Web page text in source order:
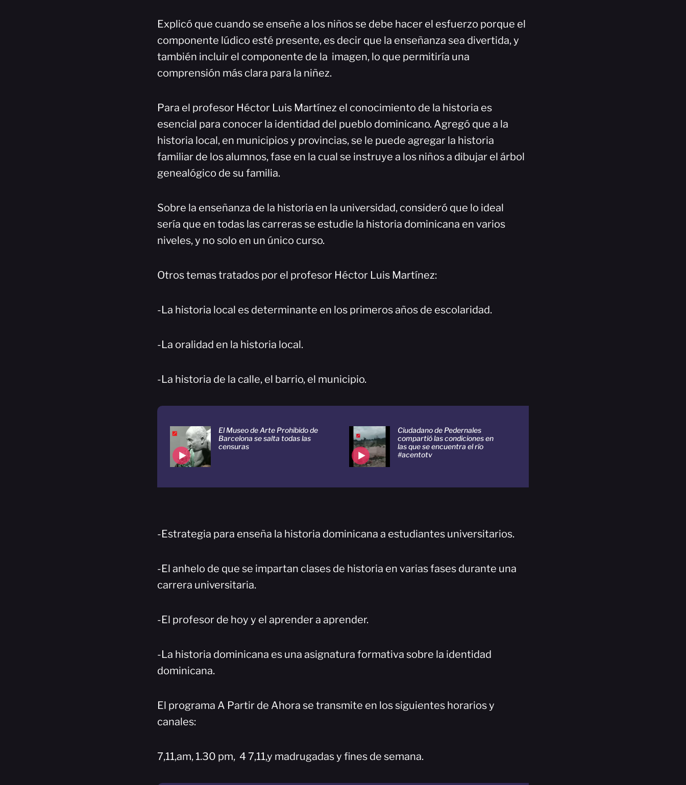
Explicó que cuando se enseñe a los niños se debe hacer el esfuerzo porque el
componente lúdico esté presente, es decir que la enseñanza sea divertida, y
también incluir el componente de la imagen, lo que permitiría una
comprensión más clara para la niñez.
Para el profesor Héctor Luis Martínez el conocimiento de la historia es
esencial para conocer la identidad del pueblo dominicano. Agregó que a la
historia local, en municipios y provincias, se le puede agregar la historia
familiar de los alumnos, fase en la cual se instruye a los niños a dibujar el árbol
genealógico de su familia.
Sobre la enseñanza de la historia en la universidad, consideró que lo ideal
sería que en todas las carreras se estudie la historia dominicana en varios
niveles, y no solo en un único curso.
Otros temas tratados por el profesor Héctor Luis Martínez:
-La historia local es determinante en los primeros años de escolaridad.
-La oralidad en la historia local.
-La historia de la calle, el barrio, el municipio.
El Museo de Arte Prohibido de
Barcelona se salta todas las
censuras
Ciudadano de Pedernales
compartió las condiciones en
las que se encuentra el río
#acentotv
-Estrategia para enseña la historia dominicana a estudiantes universitarios.
-El anhelo de que se impartan clases de historia en varias fases durante una
carrera universitaria.
-El profesor de hoy y el aprender a aprender.
-La historia dominicana es una asignatura formativa sobre la identidad
dominicana.
El programa A Partir de Ahora se transmite en los siguientes horarios y
canales:
7,11,am, 1.30 pm, 4 7,11,y madrugadas y fines de semana.